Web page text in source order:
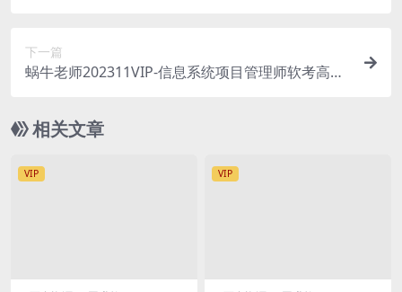
下一篇
蜗牛老师202311VIP-信息系统项目管理师软考高级
相关文章
VIP VIP